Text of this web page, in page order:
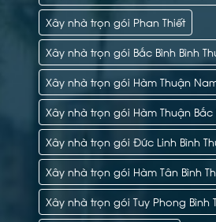
Xây nhà trọn gói Phan Thiết
Xây nhà trọn gói Bắc Bình Bình
Xây nhà trọn gói Hàm Thuận
Xây nhà trọn gói Hàm Thuận Bắc
Xây nhà trọn gói Đức Linh Bình
Xây nhà trọn gói Hàm Tân Bình
Xây nhà trọn gói Tuy Phong Bình